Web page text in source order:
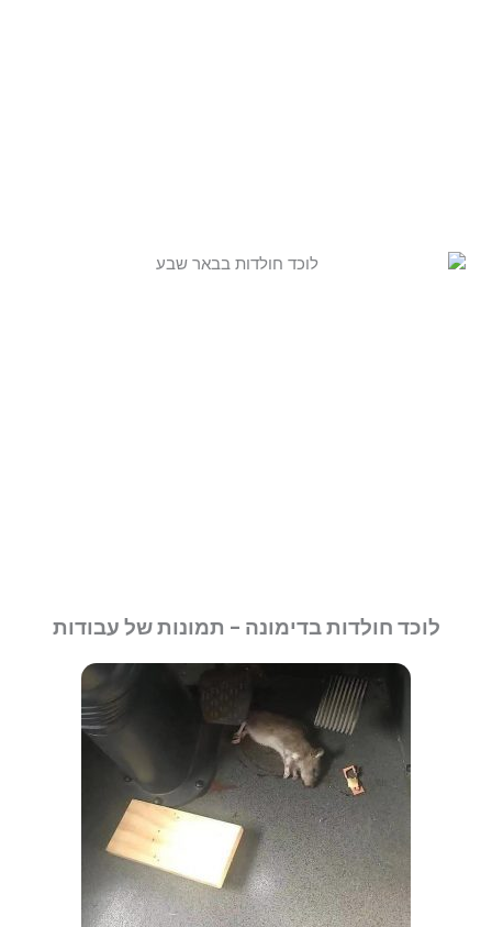
לוכד חולדות בדימונה - תמונות של עבודות